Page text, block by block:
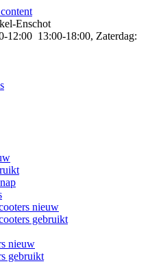
Enschot
12:00 13:00-18:00, Zaterdag:
nieuw
gebruikt
nieuw
gebruikt